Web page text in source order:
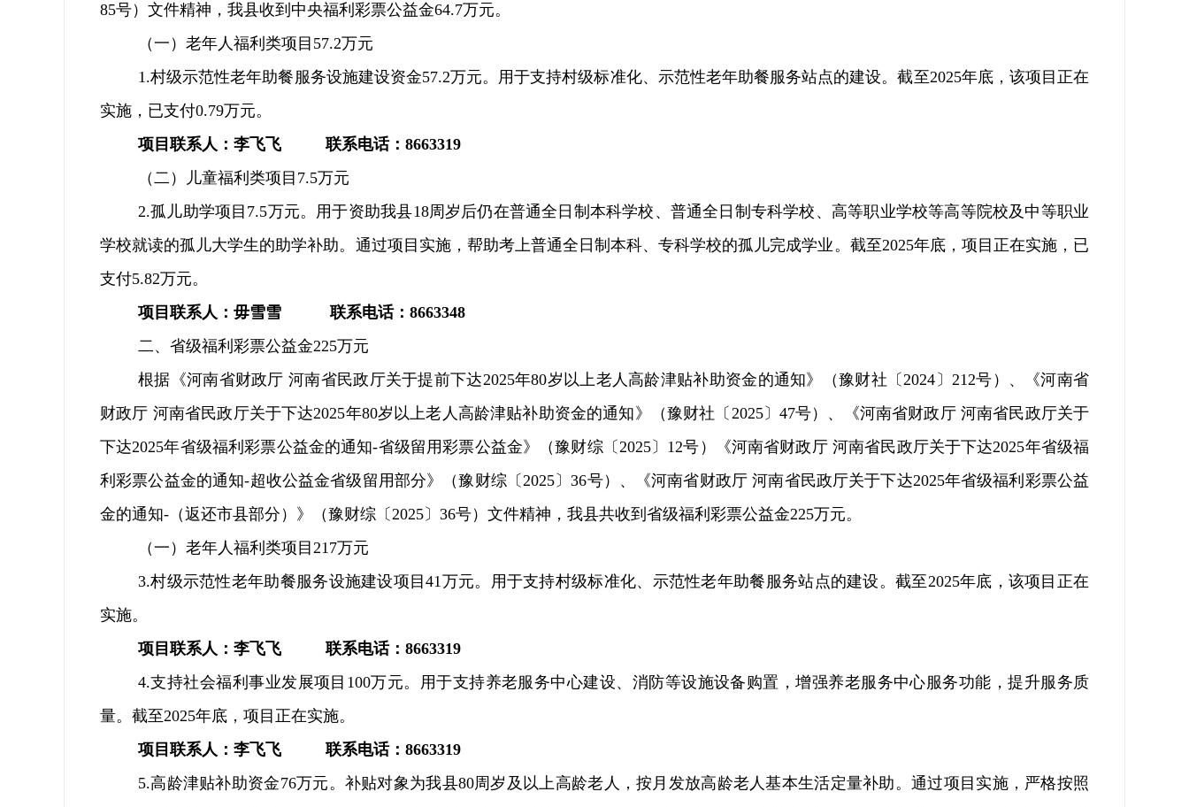
85号）文件精神，我县收到中央福利彩票公益金64.7万元。
（一）老年人福利类项目 57.2万元
1.村级示范性老年助餐服务设施建设资金57.2万元。用于支持村级标准化、示范性老年助餐服务站点的建设。截至2025年底，该项目正在
实施，已支付0.79万元。
项目联系人： 李飞飞 联系电话： 8663319
（二）
儿童福利类项目 7.5万元
2.孤儿助学项目 7.5万元。用于资助我县18周岁后仍在普通全日制本科学校、普通全日制专科学校、高等职业学校等高等院校及中等职业
学校就读的孤儿大学生的助学补助。通过项目实施，帮助考上普通全日制本科、专科学校的孤儿完成学业。截至2025年底，项目 正在实施 ，已
支付5.82万元。
项目联系人：毋雪雪
联系电话： 8663348
二、省级福利彩票公益金225万元
根据《河南省财政厅 河南省民政厅关于提前下达2025年80岁以上老人高龄津贴补助资金的通知》（豫财社〔2024 〕 212号 ） 、
《河南省
财政厅 河南省民政厅关于下达2025年80岁以上老人高龄津贴补助资金的通知》（豫财社〔 2025〕 47号） 、 《河南省财政厅 河南省民政厅关于
下达2025年省级福利彩票公益金的通知-省级留用彩票公益金》（豫财综〔 2025〕 12号 ） 《河南省财政厅 河南省民政厅关于下达2025年省级福
利彩票公益金的通知-超收公益金省级留用部分》（豫财综〔2025 〕36号）、 《河南省财政厅 河南省民政厅关于下达2025年省级福利彩票公益
金的通知- （返还市县部分）》（豫财综〔 2025 〕 36号） 文件精神，我县共收到省级福利彩票公益金225万元。
（一）老年人福利类项目 217万元
3.村级示范性老年助餐服务设施建设项目41万元。 用于支持村级标准化、示范性老年助餐服务站点的建设。截至2025年底，该项目正在
实施。
项目联系人：李飞飞
联系电话： 8663319
4.支持社会福利事业发展项目 100万元。用于支持养老服务中心建设、消防等设施设备购置，增强养老服务中心服务功能，提升服务质
量。截至2025年底，项目 正在实施。
项目联系人：李飞飞
联系电话： 8663319
5.高龄津贴补助资金76万元。补贴对象为我县80周岁及以上高龄老人，按月发放高龄老人基本生活定量补助。通过项目实施，严格按照